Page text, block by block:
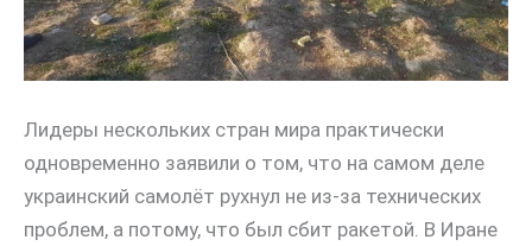
Лидеры нескольких стран мира практически
одновременно заявили о том, что на самом деле
украинский самолёт рухнул не из-за технических
проблем, а потому, что был сбит ракетой. В Иране